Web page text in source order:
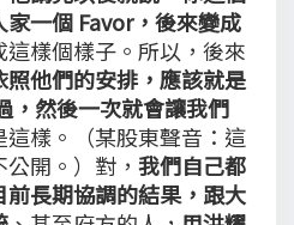
一個 Favor，後來變成
這樣個樣子。所以，後來
他們的安排，應該就是
，然後一次就會讓我們
這樣。（某股東聲音：這
開。）對， 我們自己都
長期協調的結果，跟大